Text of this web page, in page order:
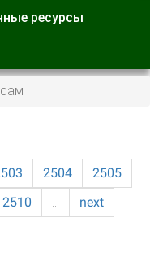
ресурсы
2504
2505
2510 …
next